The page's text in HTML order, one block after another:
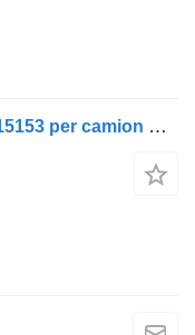
Motorino d'avviamento Paccar 2015153 per camion DAF XF105